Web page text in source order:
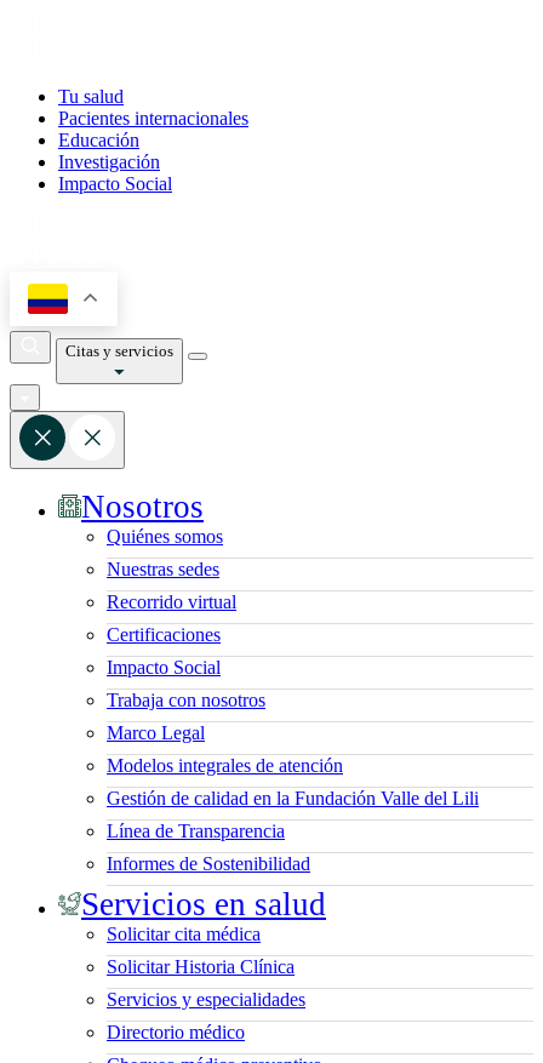
Tu salud
Pacientes internacionales
Educación
Investigación
Impacto Social
Citas y servicios
Nosotros
Quiénes somos
Nuestras sedes
Recorrido virtual
Certificaciones
Impacto Social
Trabaja con nosotros
Marco Legal
Modelos integrales de atención
Gestión de calidad en la Fundación Valle del Lili
Línea de Transparencia
Informes de Sostenibilidad
Servicios en salud
Solicitar cita médica
Solicitar Historia Clínica
Servicios y especialidades
Directorio médico